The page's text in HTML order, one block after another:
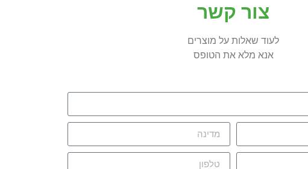
צור קשר
לעוד שאלות על מוצרים
אנא מלא את הטופס